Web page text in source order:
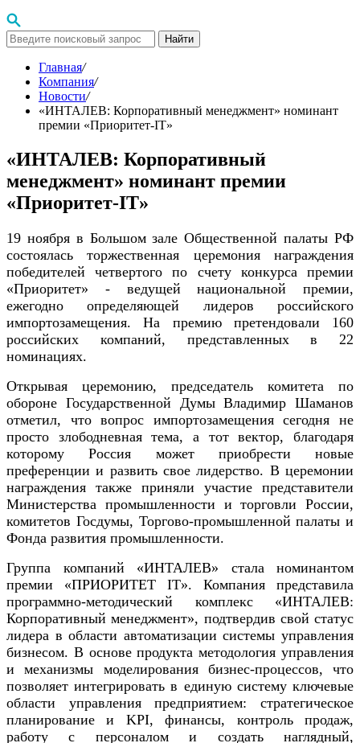
Найти
Главная/
Компания/
Новости/
«ИНТАЛЕВ: Корпоративный менеджмент» номинант
премии «Приоритет-IT»
«ИНТАЛЕВ: Корпоративный
менеджмент» номинант премии
«Приоритет-IT»
19 ноября в Большом зале Общественной палаты РФ
состоялась торжественная церемония награждения
победителей четвертого по счету конкурса премии
«Приоритет» - ведущей национальной премии,
ежегодно определяющей лидеров российского
импортозамещения. На премию претендовали 160
российских компаний, представленных в 22
номинациях.
Открывая церемонию, председатель комитета по
обороне Государственной Думы Владимир Шаманов
отметил, что вопрос импортозамещения сегодня не
просто злободневная тема, а тот вектор, благодаря
которому Россия может приобрести новые
преференции и развить свое лидерство. В церемонии
награждения также приняли участие представители
Министерства промышленности и торговли России,
комитетов Госдумы, Торгово-промышленной палаты и
Фонда развития промышленности.
Группа компаний «ИНТАЛЕВ» стала номинантом
премии «ПРИОРИТЕТ IT». Компания представила
программно-методический комплекс «ИНТАЛЕВ:
Корпоративный менеджмент», подтвердив свой статус
лидера в области автоматизации системы управления
бизнесом. В основе продукта методология управления
и механизмы моделирования бизнес-процессов, что
позволяет интегрировать в единую систему ключевые
области управления предприятием: стратегическое
планирование и KPI, финансы, контроль продаж,
работу с персоналом и создать наглядный,